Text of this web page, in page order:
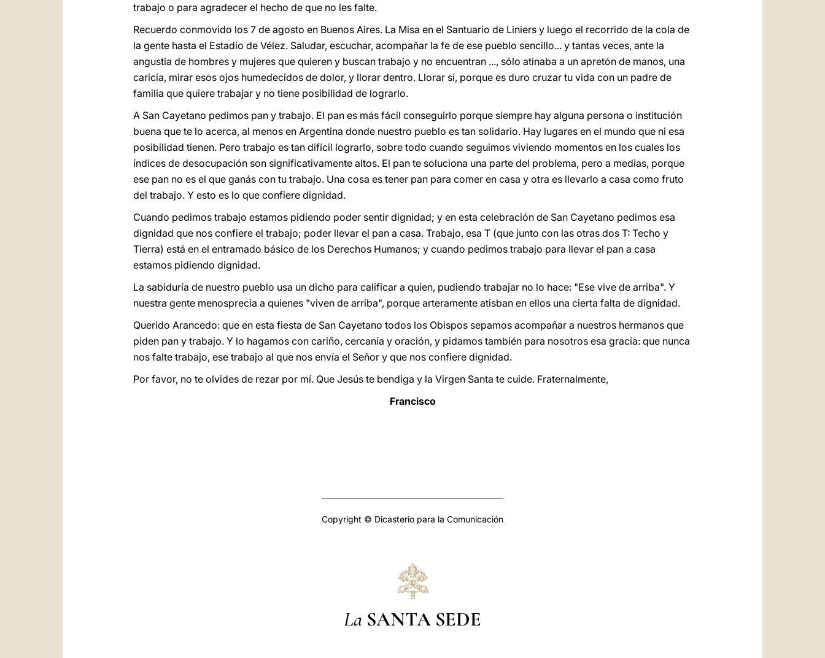
trabajo o para agradecer el hecho de que no les falte.
Recuerdo conmovido los 7 de agosto en Buenos Aires. La Misa en el Santuario de Liniers y luego el recorrido de la cola de
la gente hasta el Estadio de Vélez. Saludar, escuchar, acompañar la fe de ese pueblo sencillo... y tantas veces, ante la
angustia de hombres y mujeres que quieren y buscan trabajo y no encuentran ..., sólo atinaba a un apretón de manos, una
caricia, mirar esos ojos humedecidos de dolor, y llorar dentro. Llorar sí, porque es duro cruzar tu vida con un padre de
familia que quiere trabajar y no tiene posibilidad de lograrlo.
A San Cayetano pedimos pan y trabajo. El pan es más fácil conseguirlo porque siempre hay alguna persona o institución
buena que te lo acerca, al menos en Argentina donde nuestro pueblo es tan solidario. Hay lugares en el mundo que ni esa
posibilidad tienen. Pero trabajo es tan difícil lograrlo, sobre todo cuando seguimos viviendo momentos en los cuales los
índices de desocupación son significativamente altos. El pan te soluciona una parte del problema, pero a medias, porque
ese pan no es el que ganás con tu trabajo. Una cosa es tener pan para comer en casa y otra es llevarlo a casa como fruto
del trabajo. Y esto es lo que confiere dignidad.
Cuando pedimos trabajo estamos pidiendo poder sentir dignidad; y en esta celebración de San Cayetano pedimos esa
dignidad que nos confiere el trabajo; poder llevar el pan a casa. Trabajo, esa T (que junto con las otras dos T: Techo y
Tierra) está en el entramado básico de los Derechos Humanos; y cuando pedimos trabajo para llevar el pan a casa
estamos pidiendo dignidad.
La sabiduría de nuestro pueblo usa un dicho para calificar a quien, pudiendo trabajar no lo hace: "Ese vive de arriba". Y
nuestra gente menosprecia a quienes "viven de arriba", porque arteramente atisban en ellos una cierta falta de dignidad.
Querido Arancedo: que en esta fiesta de San Cayetano todos los Obispos sepamos acompañar a nuestros hermanos que
piden pan y trabajo. Y lo hagamos con cariño, cercanía y oración, y pidamos también para nosotros esa gracia: que nunca
nos falte trabajo, ese trabajo al que nos envía el Señor y que nos confiere dignidad.
Por favor, no te olvides de rezar por mí. Que Jesús te bendiga y la Virgen Santa te cuide. Fraternalmente,
Francisco
Copyright © Dicasterio para la Comunicación
La SANTA SEDE